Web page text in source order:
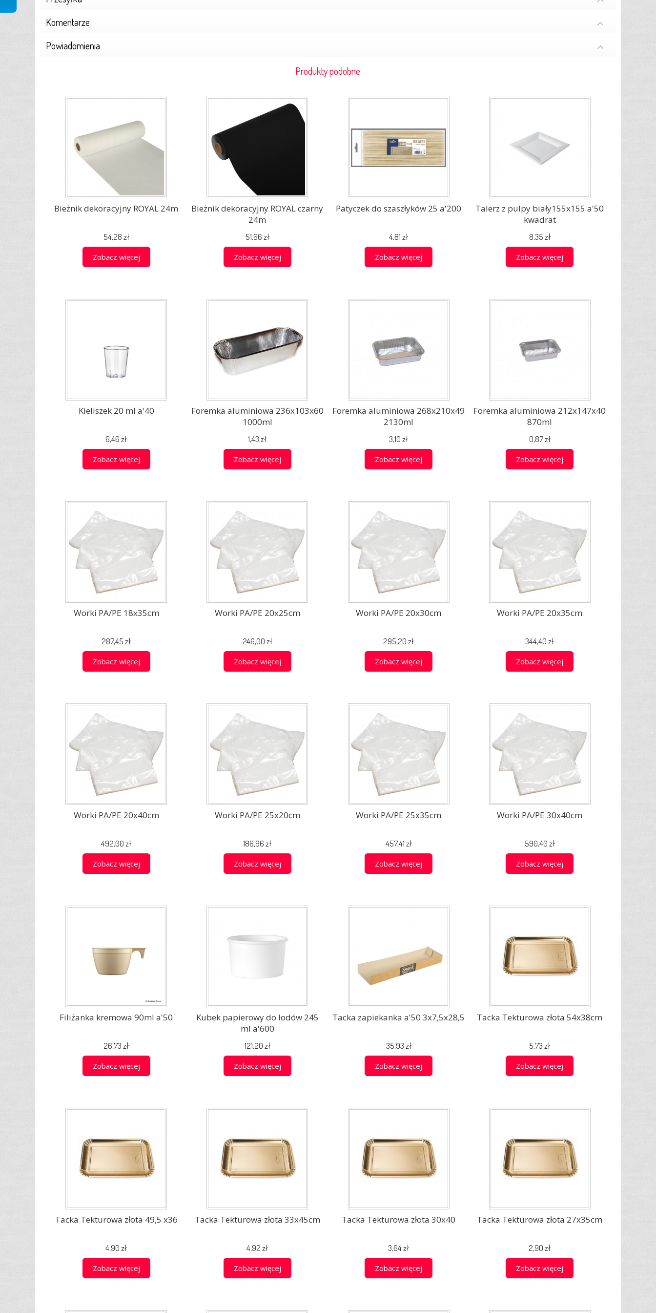
Komentarze
Powiadomienia
Produkty podobne
Bieżnik dekoracyjny ROYAL 24m
54,28 zł
Zobacz więcej
Bieżnik dekoracyjny ROYAL czarny
24m
51,66 zł
Zobacz więcej
Patyczek do szaszłyków 25 a'200
4,81 zł
Zobacz więcej
Talerz z pulpy biały155x155 a'50
kwadrat
8,35 zł
Zobacz więcej
Kieliszek 20 ml a'40
6,46 zł
Zobacz więcej
Foremka aluminiowa 236x103x60
1000ml
1,43 zł
Zobacz więcej
Foremka aluminiowa 268x210x49
2130ml
3,10 zł
Zobacz więcej
Foremka aluminiowa 212x147x40
870ml
0,87 zł
Zobacz więcej
Worki PA/PE 18x35cm
287,45 zł
Zobacz więcej
Worki PA/PE 20x25cm
246,00 zł
Zobacz więcej
Worki PA/PE 20x30cm
295,20 zł
Zobacz więcej
Worki PA/PE 20x35cm
344,40 zł
Zobacz więcej
Worki PA/PE 20x40cm
492,00 zł
Zobacz więcej
Worki PA/PE 25x20cm
186,96 zł
Zobacz więcej
Worki PA/PE 25x35cm
457,41 zł
Zobacz więcej
Worki PA/PE 30x40cm
590,40 zł
Zobacz więcej
Filiżanka kremowa 90ml a'50
26,73 zł
Zobacz więcej
Kubek papierowy do lodów 245
ml a'600
121,20 zł
Zobacz więcej
Tacka zapiekanka a'50 3x7,5x28,5
35,93 zł
Zobacz więcej
Tacka Tekturowa złota 54x38cm
5,73 zł
Zobacz więcej
Tacka Tekturowa złota 49,5 x36
4,90 zł
Zobacz więcej
Tacka Tekturowa złota 33x45cm
4,92 zł
Zobacz więcej
Tacka Tekturowa złota 30x40
3,64 zł
Zobacz więcej
Tacka Tekturowa złota 27x35cm
2,90 zł
Zobacz więcej